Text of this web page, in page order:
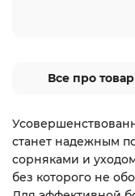
Все про товар
станет надежным
сорняками и
без которого не